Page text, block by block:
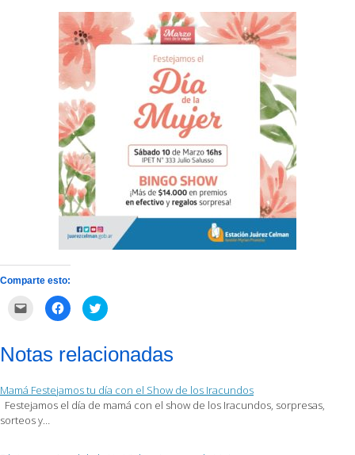
Comparte esto:
correo
electrónico
amigo
(Se
abre
en
una
Haz
clic
Facebook
(Se
una
ventana
nueva)
Haz
clic
en
Twitter
(Se
una
ventana
nueva)
Notas relacionadas
Mamá Festejamos tu día con el Show de los Iracundos
Festejamos el día de mamá con el show de los Iracundos, sorpresas,
sorteos y…